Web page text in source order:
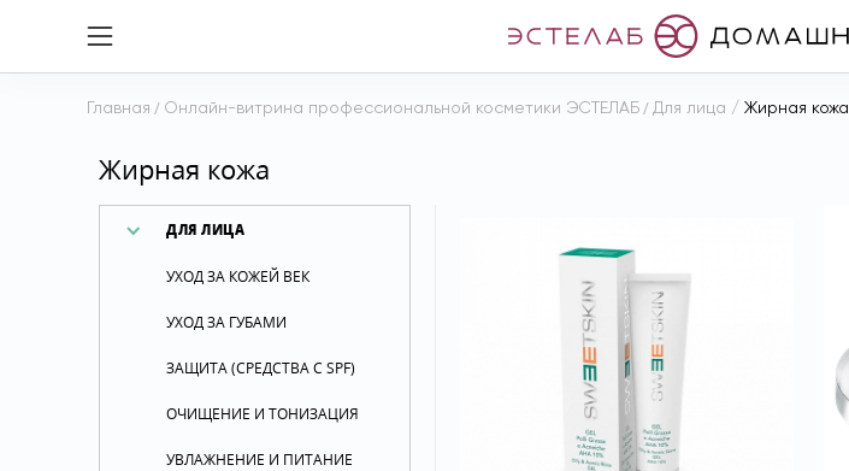
Главная / Онлайн-витрина профессиональной косметики ЭСТЕЛАБ / Для лица / Жирная кожа
Жирная кожа
ДЛЯ ЛИЦА
УХОД ЗА КОЖЕЙ ВЕК
УХОД ЗА ГУБАМИ
ЗАЩИТА (СРЕДСТВА С SPF)
ОЧИЩЕНИЕ И ТОНИЗАЦИЯ
УВЛАЖНЕНИЕ И ПИТАНИЕ